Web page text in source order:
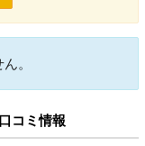
。
口コミ情報